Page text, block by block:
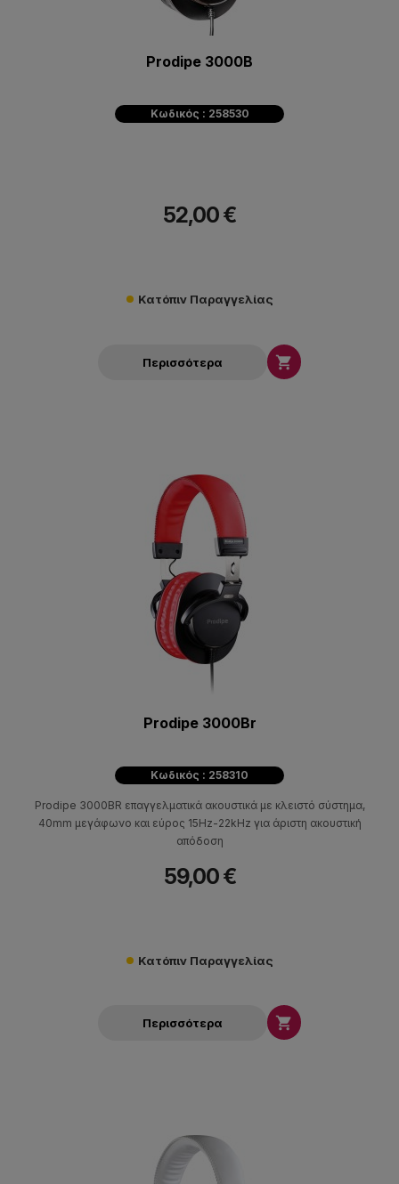
Prodipe 3000B
Κωδικός : 258530
52,00 €
Κατόπιν Παραγγελίας
Περισσότερα 
Prodipe 3000Br
Κωδικός : 258310
Prodipe 3000BR επαγγελματικά ακουστικά με κλειστό σύστημα,
40mm μεγάφωνο και εύρος 15Hz-22kHz για άριστη ακουστική
απόδοση
59,00 €
Κατόπιν Παραγγελίας
Περισσότερα 